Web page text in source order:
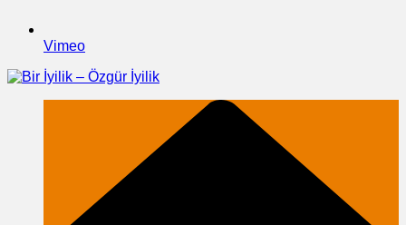
Vimeo